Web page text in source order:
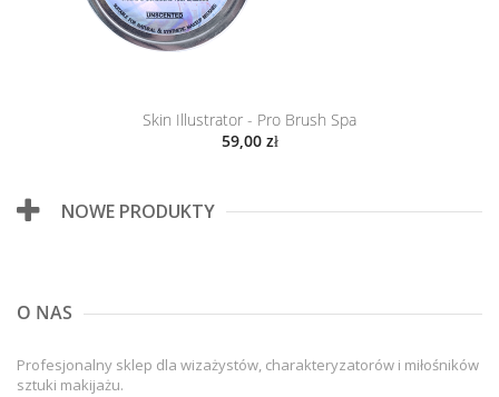
Skin Illustrator - Pro Brush Spa
59,00 zł
NOWE PRODUKTY
O NAS
Profesjonalny sklep dla wizażystów, charakteryzatorów i miłośników
sztuki makijażu.